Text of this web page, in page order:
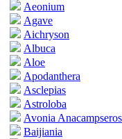
Aeonium
Agave
Aichryson
Albuca
Aloe
Apodanthera
Asclepias
Astroloba
Avonia Anacampseros
Baijiania